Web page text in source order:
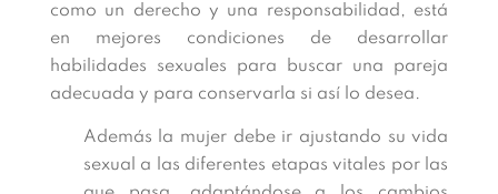
como un derecho y una responsabilidad, está
en mejores condiciones de desarrollar
habilidades sexuales para buscar una pareja
adecuada y para conservarla si así lo desea.
Además la mujer debe ir ajustando su vida
sexual a las diferentes etapas vitales por las